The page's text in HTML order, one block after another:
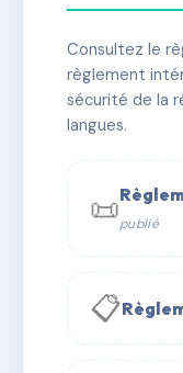
⚠
🏠 24 lots
🏗 1
📞 Contacter
✉ Email
Consultez le
règlement
sécurité de la
langues.
📜publié
📋